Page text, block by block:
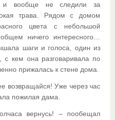
и вообще не следили за
трава. Рядом с домом
цвета с небольшой
ничего интересного…
шаги и голоса, один из
с кем она разговаривала по
прижалась к стене дома.
возвращайся! Уже через час
пожилая дама.
вернусь! – пообещал